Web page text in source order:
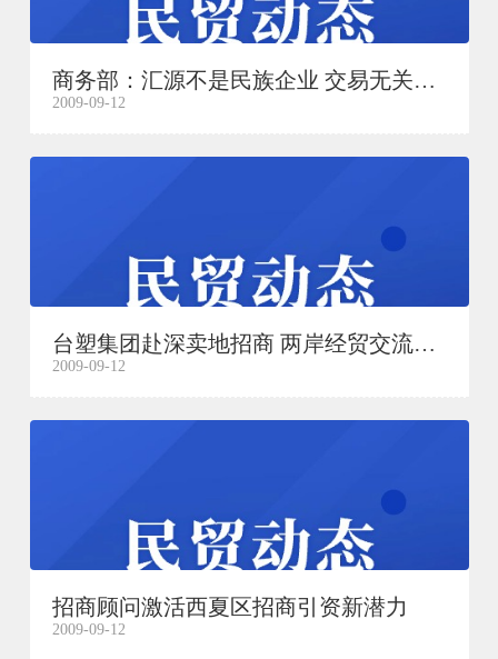
商务部：汇源不是民族企业 交易无关投资政策
2009-09-12
台塑集团赴深卖地招商 两岸经贸交流再度升温
2009-09-12
招商顾问激活西夏区招商引资新潜力
2009-09-12